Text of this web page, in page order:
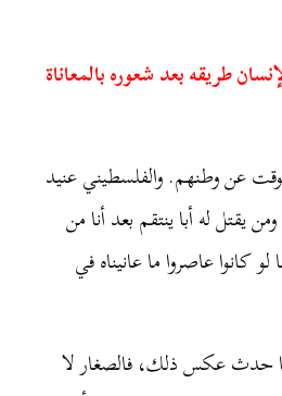
طريقه بعد شعوره بالمعاناة
عن وطنهم. والفلسطيني عنيد
يقتل له أبا ينتقم بعد أنا من
كانوا عاصروا ما عانيناه في
ما حدث عكس ذلك، فالصغار لا